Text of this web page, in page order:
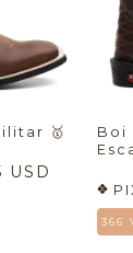
🥇
USD
Boi
366